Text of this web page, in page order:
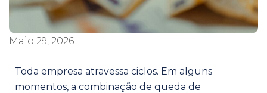
Maio 29, 2026
Toda empresa atravessa ciclos. Em alguns
momentos, a combinação de queda de